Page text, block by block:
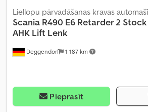
Deggendorf 1 187 km
Liellopu pārvadāšanas kravas
Scania R490 E6 Retarder 2 Stock
AHK Lift Lenk
Pieprasīt